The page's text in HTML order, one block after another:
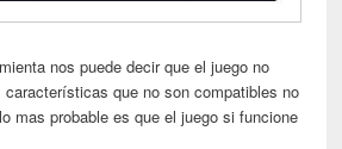
nos puede decir que el juego no
que no son compatibles no
mas probable es que el juego si funcione